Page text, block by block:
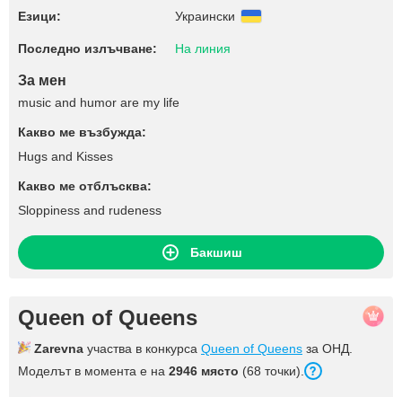
Езици: Украински
Последно излъчване: На линия
За мен
music and humor are my life
Какво ме възбужда:
Hugs and Kisses
Какво ме отблъсква:
Sloppiness and rudeness
Бакшиш
Queen of Queens
Zarevna участва в конкурса Queen of Queens за ОНД.
Моделът в момента е на 2946 място (68 точки).